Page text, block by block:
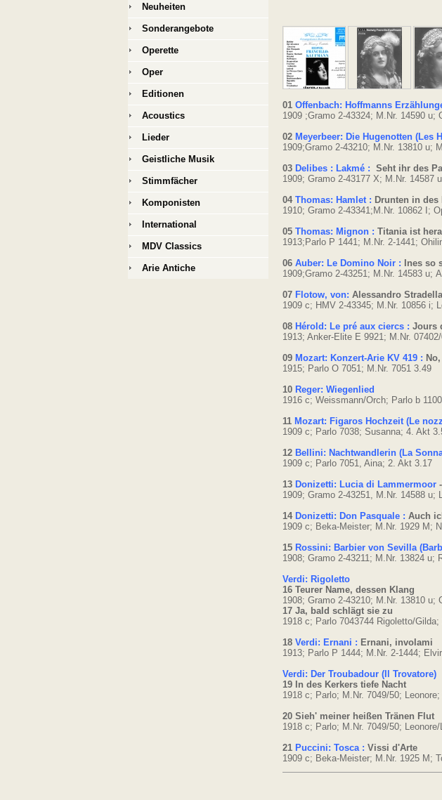
01 Offenbach: Hoffmanns
1909 ;Gramo 2-43324; M.Nr. 14590 u;
02 Meyerbeer: Die Hugenotten (Les
1909;Gramo 2-43210; M.Nr. 13810 u;
03 Delibes : Lakmé : Seht ihr des
1909; Gramo 2-43177 X; M.Nr. 14587
04 Thomas: Hamlet : Drunten in des
1910; Gramo 2-43341;M.Nr. 10862 I;
05 Thomas: Mignon : Titania ist
1913;Parlo P 1441; M.Nr. 2-1441;
06 Auber: Le Domino Noir : Ines so
1909;Gramo 2-43251; M.Nr. 14583 u;
07 Flotow, von: Alessandro
1909 c; HMV 2-43345; M.Nr. 10856 i;
08 Hérold: Le pré aux ciercs : Jours
1913; Anker-Elite E 9921; M.Nr.
09 Mozart: Konzert-Arie KV 419 :
1915; Parlo O 7051; M.Nr. 7051 3.49
10 Reger: Wiegenlied
1916 c; Weissmann/Orch; Parlo b
11 Mozart: Figaros Hochzeit (Le
1909 c; Parlo 7038; Susanna; 4. Akt
12 Bellini: Nachtwandlerin (La
1909 c; Parlo 7051, Aina; 2. Akt 3.17
13 Donizetti: Lucia di Lammermoor
1909; Gramo 2-43251, M.Nr. 14588 u;
14 Donizetti: Don Pasquale : Auch
1909 c; Beka-Meister; M.Nr. 1929 M;
15 Rossini: Barbier von Sevilla
1908; Gramo 2-43211; M.Nr. 13824 u;
Verdi: Rigoletto
16 Teurer Name, dessen Klang
1908; Gramo 2-43210; M.Nr. 13810 u;
17 Ja, bald schlägt sie zu
1918 c; Parlo 7043744 Rigoletto/
18 Verdi: Ernani : Ernani, involami
1913; Parlo P 1444; M.Nr. 2-1444;
Verdi: Der Troubadour (Il Trovatore)
19 In des Kerkers tiefe Nacht
1918 c; Parlo; M.Nr. 7049/50;
20 Sieh' meiner heißen Tränen Flut
1918 c; Parlo; M.Nr. 7049/50;
21 Puccini: Tosca : Vissi d'Arte
1909 c; Beka-Meister; M.Nr. 1925 M;
Neuheiten
Sonderangebote
Operette
Oper
Editionen
Acoustics
Lieder
Geistliche Musik
Stimmfächer
Komponisten
International
MDV Classics
Arie Antiche